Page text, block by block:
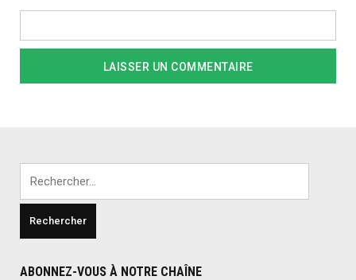
ABONNEZ-VOUS À NOTRE CHAÎNE